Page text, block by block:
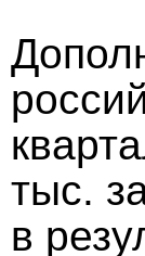
тыс.
в